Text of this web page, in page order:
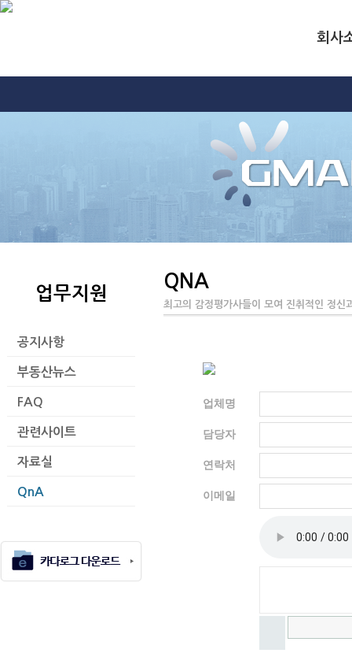
회사
업무지원
공지사항
부동산뉴스
FAQ
관련사이트
자료실
QnA
QNA
최고의 감정평가사들이 모여 진취적인 정신
업체명
담당자
연락처
이메일